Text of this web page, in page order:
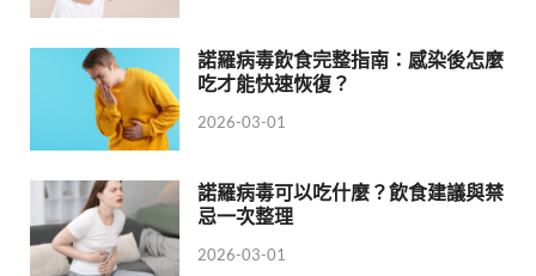
諾羅病毒飲食完整指南：感染後怎麼
吃才能快速恢復？
2026-03-01
諾羅病毒可以吃什麼？飲食建議與禁
忌一次整理
2026-03-01